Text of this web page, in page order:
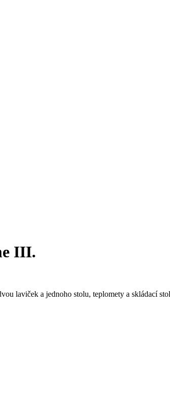
III.
laviček a jednoho stolu, teplomety a skládací